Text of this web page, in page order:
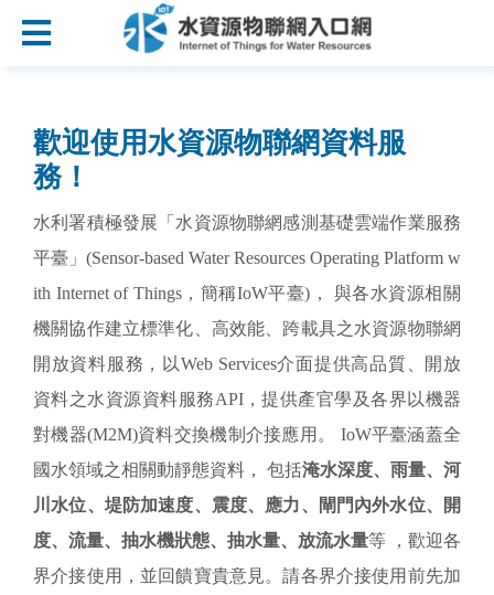
跳到主要內容區塊
歡迎使用水資源物聯網資料服
務！
水利署積極發展「水資源物聯網感測基礎雲端作業服務
平臺」(Sensor-based Water Resources Operating Platform w
ith Internet of Things，簡稱IoW平臺)， 與各水資源相關
機關協作建立標準化、高效能、跨載具之水資源物聯網
開放資料服務，以Web Services介面提供高品質、開放
資料之水資源資料服務API，提供產官學及各界以機器
對機器(M2M)資料交換機制介接應用。 IoW平臺涵蓋全
國水領域之相關動靜態資料， 包括淹水深度、雨量、河
川水位、堤防加速度、震度、應力、閘門內外水位、開
度、流量、抽水機狀態、抽水量、放流水量等 ，歡迎各
界介接使用，並回饋寶貴意見。請各界介接使用前先加